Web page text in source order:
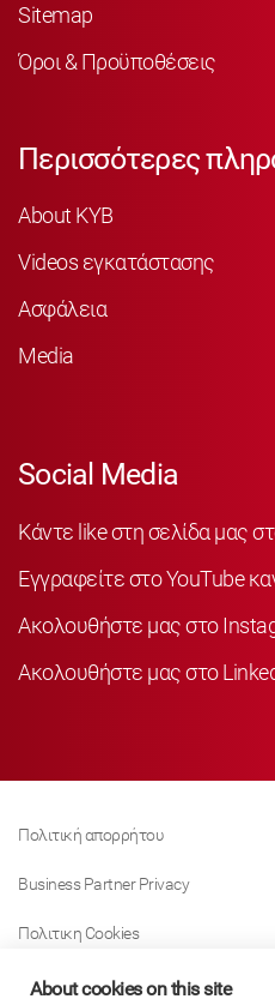
Sitemap
Όροι & Προϋποθέσεις
Περισσότερες
About KYB
Videos εγκατάστασης
Ασφάλεια
Media
Social Media
Κάντε like στη σελίδα μας
Εγγραφείτε στο YouTube
Ακολουθήστε μας στο
Ακολουθήστε μας στο
Πολιτική απορρήτου
Business Partner Privacy
Πολιτικη Cookies
Modern Slavery Act Policy
About cookies on this site